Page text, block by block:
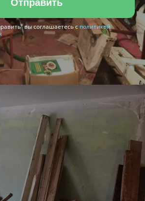
Отправить
вы соглашаетесь сполитикой